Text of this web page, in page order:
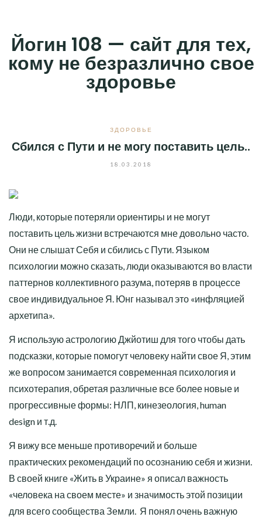
content
Йогин 108 — сайт для тех,
кому не безразлично свое
здоровье
ЗДОРОВЬЕ
Сбился с Пути и не могу поставить цель..
18.03.2018
Люди, которые потеряли ориентиры и не могут
поставить цель жизни встречаются мне довольно часто.
Они не слышат Себя и сбились с Пути. Языком
психологии можно сказать, люди оказываются во власти
паттернов коллективного разума, потеряв в процессе
свое индивидуальное Я. Юнг называл это «инфляцией
архетипа».
Я использую астрологию Джйотиш для того чтобы дать
подсказки, которые помогут человеку найти свое Я, этим
же вопросом занимается современная психология и
психотерапия, обретая различные все более новые и
прогрессивные формы: НЛП, кинезеология, human
design и т.д.
Я вижу все меньше противоречий и больше
практических рекомендаций по осознанию себя и жизни.
В своей книге «Жить в Украине» я описал важность
«человека на своем месте» и значимость этой позиции
для всего сообщества Земли. Я понял очень важную